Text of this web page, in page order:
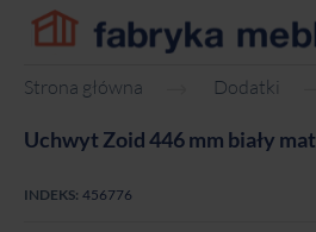
Strona główna Dodatki
Uchwyt Zoid 446 mm biały mat
INDEKS: 456776